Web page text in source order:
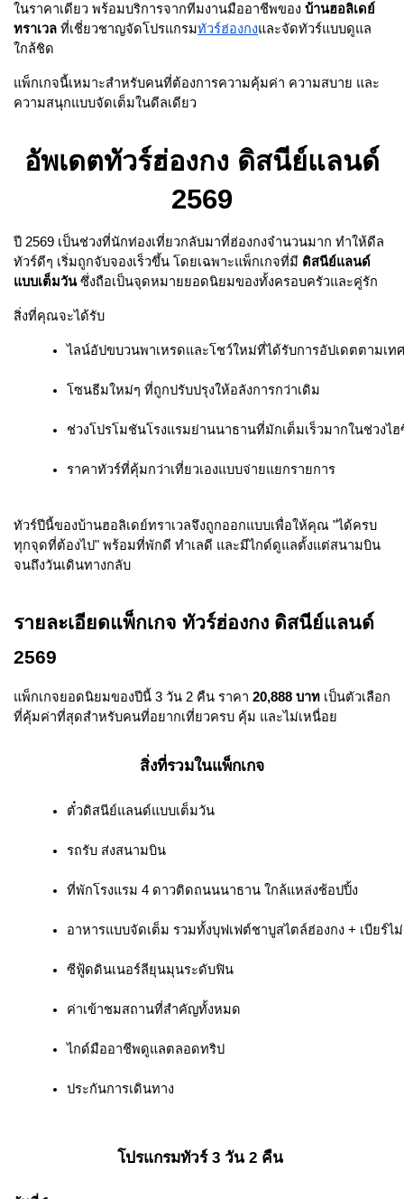
ในราคาเดียว พร้อมบริการจากทีมงานมืออาชีพของ บ้านฮอลิเดย์
ทราเวล ที่เชี่ยวชาญจัดโปรแกรมทัวร์ฮ่องกงและจัดทัวร์แบบดูแล
ใกล้ชิด
แพ็กเกจนี้เหมาะสำหรับคนที่ต้องการความคุ้มค่า ความสบาย และ
ความสนุกแบบจัดเต็มในดีลเดียว
อัพเดตทัวร์ฮ่องกง ดิสนีย์แลนด์
2569
ปี 2569 เป็นช่วงที่นักท่องเที่ยวกลับมาที่ฮ่องกงจำนวนมาก ทำให้ดีล
ทัวร์ดีๆ เริ่มถูกจับจองเร็วขึ้น โดยเฉพาะแพ็กเกจที่มี ดิสนีย์แลนด์
แบบเต็มวันซึ่งถือเป็นจุดหมายยอดนิยมของทั้งครอบครัวและคู่รัก
สิ่งที่คุณจะได้รับ
ไลน์อัปขบวนพาเหรดและโชว์ใหม่ที่ได้รับการอัปเดตตามเท
โซนธีมใหม่ๆ ที่ถูกปรับปรุงให้อลังการกว่าเดิม
ช่วงโปรโมชันโรงแรมย่านนาธานที่มักเต็มเร็วมากในช่วงไ
ราคาทัวร์ที่คุ้มกว่าเที่ยวเองแบบจ่ายแยกรายการ
ทัวร์ปีนี้ของบ้านฮอลิเดย์ทราเวลจึงถูกออกแบบเพื่อให้คุณ "ได้ครบ
ทุกจุดที่ต้องไป" พร้อมที่พักดี ทำเลดี และมีไกด์ดูแลตั้งแต่สนามบิน
จนถึงวันเดินทางกลับ
รายละเอียดแพ็กเกจ ทัวร์ฮ่องกง ดิสนีย์แลนด์
2569
แพ็กเกจยอดนิยมของปีนี้ 3 วัน 2 คืน ราคา 20,888 บาท เป็นตัวเลือก
ที่คุ้มค่าที่สุดสำหรับคนที่อยากเที่ยวครบ คุ้ม และไม่เหนื่อย
สิ่งที่รวมในแพ็กเกจ
ตั๋วดิสนีย์แลนด์แบบเต็มวัน
รถรับ ส่งสนามบิน
ที่พักโรงแรม 4 ดาวติดถนนนาธาน ใกล้แหล่งช้อปปิ้ง
อาหารแบบจัดเต็ม รวมทั้งบุฟเฟต์ชาบูสไตล์ฮ่องกง + เบียร์ไ
ซีฟู้ดดินเนอร์ลียุนมุนระดับฟิน
ค่าเข้าชมสถานที่สำคัญทั้งหมด
ไกด์มืออาชีพดูแลตลอดทริป
ประกันการเดินทาง
โปรแกรมทัวร์ 3 วัน 2 คืน